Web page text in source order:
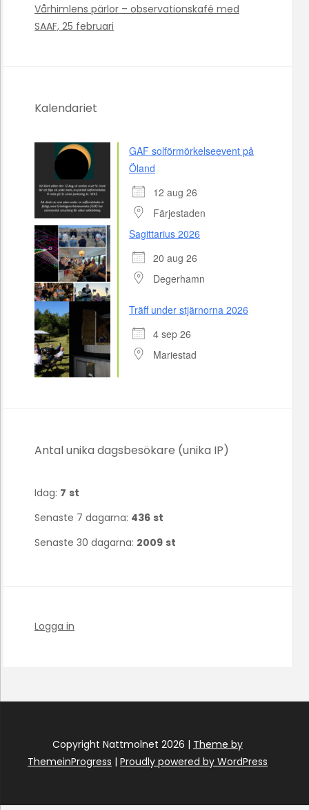
Vårhimlens pärlor – observationskafé med
SAAF, 25 februari
Kalendariet
GAF solförmörkelseevent på
Öland
12 aug 26
Färjestaden
Sagittarius 2026
20 aug 26
Degerhamn
Träff under stjärnorna 2026
4 sep 26
Mariestad
Antal unika dagsbesökare (unika IP)
Idag: 7 st
Senaste 7 dagarna: 436 st
Senaste 30 dagarna: 2009 st
Logga in
Copyright Nattmolnet 2026 | Theme by
ThemeinProgress | Proudly powered by WordPress